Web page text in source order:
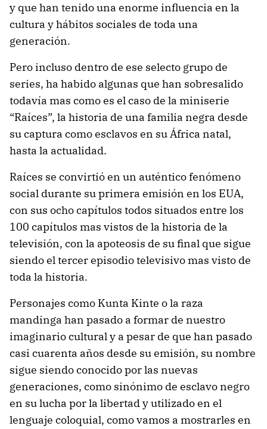
y que han tenido una enorme influencia en la
cultura y hábitos sociales de toda una
generación.
Pero incluso dentro de ese selecto grupo de
series, ha habido algunas que han sobresalido
todavía mas como es el caso de la miniserie
“Raíces”, la historia de una familia negra desde
su captura como esclavos en su África natal,
hasta la actualidad.
Raíces se convirtió en un auténtico fenómeno
social durante su primera emisión en los EUA,
con sus ocho capítulos todos situados entre los
100 capítulos mas vistos de la historia de la
televisión, con la apoteosis de su final que sigue
siendo el tercer episodio televisivo mas visto de
toda la historia.
Personajes como Kunta Kinte o la raza
mandinga han pasado a formar de nuestro
imaginario cultural y a pesar de que han pasado
casi cuarenta años desde su emisión, su nombre
sigue siendo conocido por las nuevas
generaciones, como sinónimo de esclavo negro
en su lucha por la libertad y utilizado en el
lenguaje coloquial, como vamos a mostrarles en